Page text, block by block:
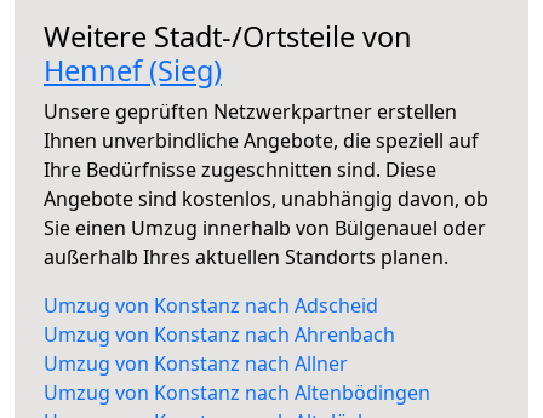
Weitere Stadt-/Ortsteile von
Hennef (Sieg)
Unsere geprüften Netzwerkpartner erstellen
Ihnen unverbindliche Angebote, die speziell auf
Ihre Bedürfnisse zugeschnitten sind. Diese
Angebote sind kostenlos, unabhängig davon, ob
Sie einen Umzug innerhalb von Bülgenauel oder
außerhalb Ihres aktuellen Standorts planen.
Umzug von Konstanz nach Adscheid
Umzug von Konstanz nach Ahrenbach
Umzug von Konstanz nach Allner
Umzug von Konstanz nach Altenbödingen